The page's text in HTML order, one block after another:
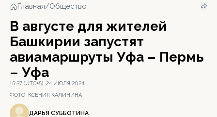
Главная/Общество
В августе для жителей
Башкирии запустят
авиамаршруты Уфа – Пермь
– Уфа
15:37 (UTC+5), 24 ИЮЛЯ 2024
ФОТО: КСЕНИЯ КАЛИНИНА
ДАРЬЯ СУББОТИНА